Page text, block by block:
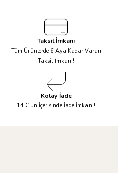
Taksit İmkanı
Tüm Ürünlerde 6 Aya Kadar Varan
Taksit İmkanı!
Kolay İade
14 Gün İçerisinde İade İmkanı!